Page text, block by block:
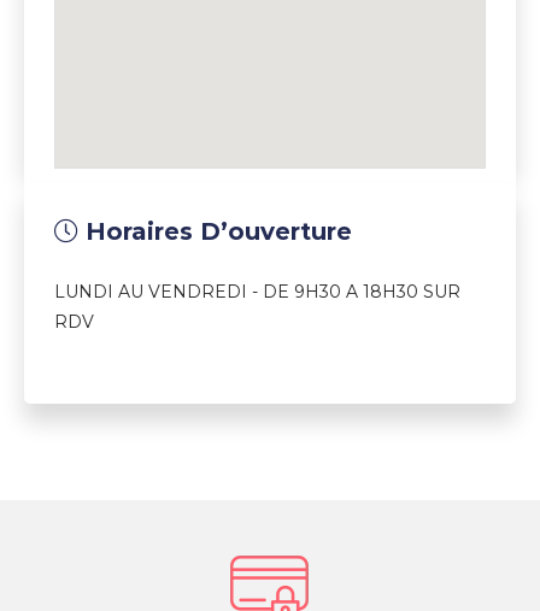
Horaires D’ouverture
LUNDI AU VENDREDI - DE 9H30 A 18H30 SUR
RDV